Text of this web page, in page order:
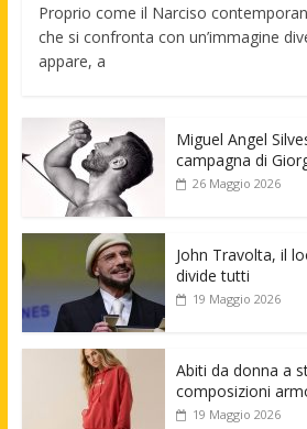
Proprio come il Narciso
che si confronta con un’immagine
appare, a
Miguel Angel
campagna di
26 Maggio 2026
John Travolta, il
divide tutti
19 Maggio 2026
Abiti da donna a
composizioni
19 Maggio 2026